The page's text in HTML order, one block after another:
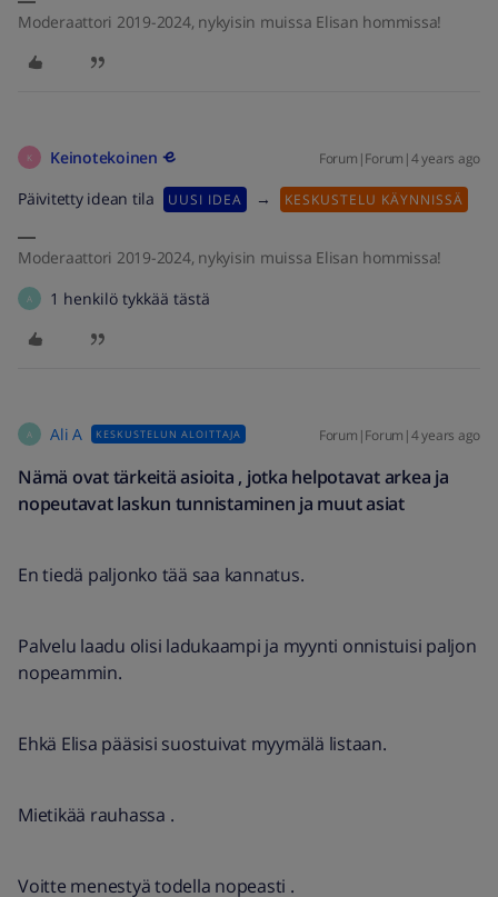
Moderaattori 2019-2024, nykyisin muissa Elisan hommissa!
K Keinotekoinen Forum|Forum|4 years ago
Päivitetty idean tila UUSI IDEA → KESKUSTELU KÄYNNISSÄ
Moderaattori 2019-2024, nykyisin muissa Elisan hommissa!
A 1 henkilö tykkää tästä
A Ali A KESKUSTELUN ALOITTAJA Forum|Forum|4 years ago
Nämä ovat tärkeitä asioita , jotka helpotavat arkea ja
nopeutavat laskun tunnistaminen ja muut asiat
En tiedä paljonko tää saa kannatus.
Palvelu laadu olisi ladukaampi ja myynti onnistuisi paljon
nopeammin.
Ehkä Elisa pääsisi suostuivat myymälä listaan.
Mietikää rauhassa .
Voitte menestyä todella nopeasti .